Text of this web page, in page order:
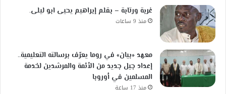
غربة ورتابة – بقلم إبراهيم يحيى ابو ليلى.
منذ 9 ساعات
معهد «بيان» في روما يعرّف برسالته التعليمية..
إعداد جيل جديد من الأئمة والمرشدين لخدمة
المسلمين في أوروبا
منذ 17 ساعة